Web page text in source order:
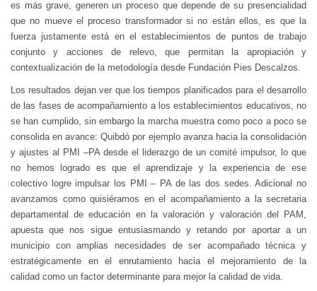
es más grave, generen un proceso que depende de su presencialidad
que no mueve el proceso transformador si no están ellos, es que la
fuerza justamente está en el establecimientos de puntos de trabajo
conjunto y acciones de relevo, que permitan la apropiación y
contextualización de la metodología desde Fundación Pies Descalzos.
Los resultados dejan ver que los tiempos planificados para el desarrollo
de las fases de acompañamiento a los establecimientos educativos, no
se han cumplido, sin embargo la marcha muestra como poco a poco se
consolida en avance: Quibdó por ejemplo avanza hacia la consolidación
y ajustes al PMI –PA desde el liderazgo de un comité impulsor, lo que
no hemos logrado es que el aprendizaje y la experiencia de ese
colectivo logre impulsar los PMI – PA de las dos sedes. Adicional no
avanzamos como quisiéramos en el acompañamiento a la secretaria
departamental de educación en la valoración y valoración del PAM,
apuesta que nos sigue entusiasmando y retando por aportar a un
municipio con amplias necesidades de ser acompañado técnica y
estratégicamente en el enrutamiento hacia el mejoramiento de la
calidad como un factor determinante para mejor la calidad de vida.